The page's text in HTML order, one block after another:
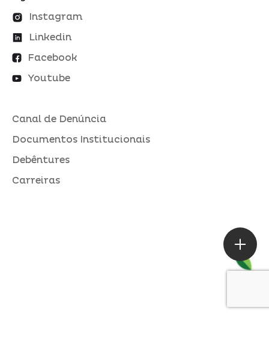
Instagram
Linkedin
Facebook
Youtube
Canal de Denúncia
Documentos Institucionais
Debêntures
Carreiras